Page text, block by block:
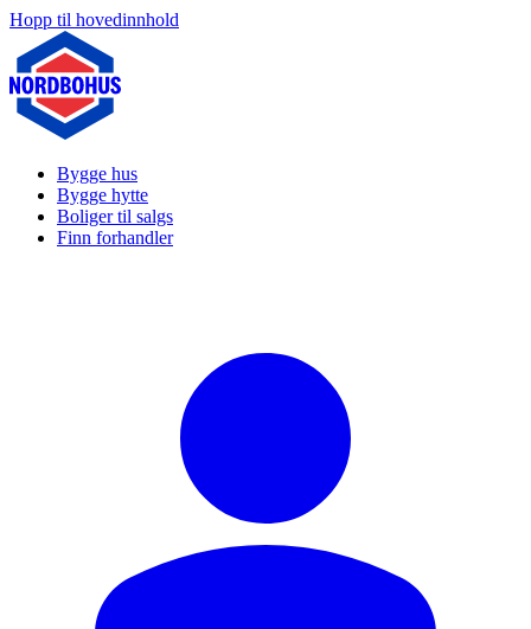
Hopp til hovedinnhold
Bygge hus
Bygge hytte
Boliger til salgs
Finn forhandler